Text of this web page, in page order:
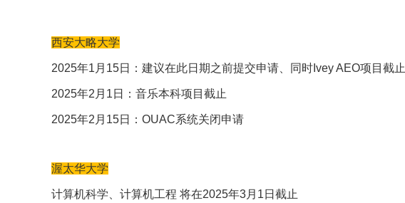
西安大略大学
2025年1月15日：建议在此日期之前提交申请、同时Ivey AEO项目截止
2025年2月1日：音乐本科项目截止
2025年2月15日：OUAC系统关闭申请
渥太华大学
计算机科学、计算机工程 将在2025年3月1日截止